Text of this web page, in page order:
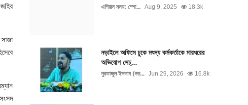
এশিয়ান সময়: স্পো... Aug 9, 2025 18.3k
নড়াইলে অফিসে ঢুকে মৎস্য কর্মকর্তাকে মারধরের
অভিযোগ সেচ্...
নুরতাজুল ইসলাম (নড়... Jun 29, 2026 16.8k